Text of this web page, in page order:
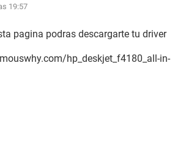
19:57
pagina podras descargarte tu driver
hp_deskjet_f4180_all-in-